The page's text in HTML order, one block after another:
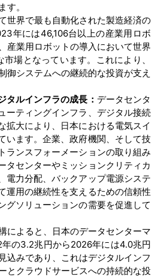
す。
世界で最も自動化された製造経済の
年には46,106台以上の産業用ロボ
産業用ロボットの導入において世界
場となっています。これにより、
御システムへの継続的な投資が支え
タルインフラの成長： データセンタ
ーティングインフラ、デジタル接続
拡大により、日本における電気スイ
います。企業、政府機関、そして技
ランスフォーメーションの取り組み
タセンターやミッションクリティカ
電力分配、バックアップ電源システ
運用の継続性を支えるための信頼性
グソリューションの需要を促進して
によると、日本のデータセンターマ
の3.2兆円から2026年には4.0兆円
込みであり、これはデジタルインフ
とクラウドサービスへの持続的な投